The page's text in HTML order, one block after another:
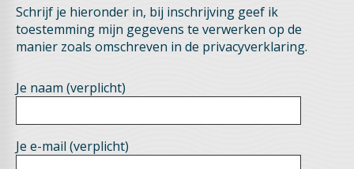
Schrijf je hieronder in, bij inschrijving geef ik
toestemming mijn gegevens te verwerken op de
manier zoals omschreven in de privacyverklaring.
Je naam (verplicht)
Je e-mail (verplicht)